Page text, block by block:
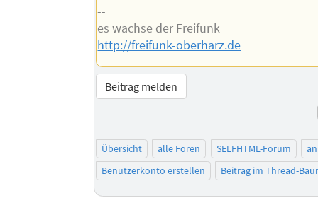
--
es wachse der Freifunk
http://freifunk-oberharz.de
Beitrag melden
Übersicht alle Foren SELFHTML-Forum
Benutzerkonto erstellen
Beitrag im Thread-